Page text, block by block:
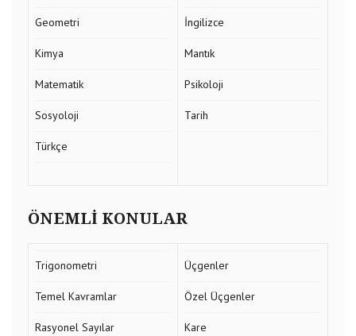
Geometri
Kimya
Matematik
Sosyoloji
Türkçe
İngilizce
Mantık
Psikoloji
Tarih
ÖNEMLI KONULAR
Trigonometri
Temel Kavramlar
Rasyonel Sayılar
Üçgenler
Özel Üçgenler
Kare